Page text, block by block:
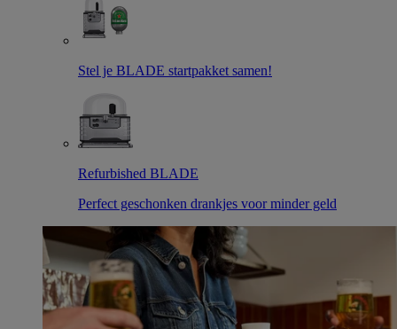
Stel je BLADE startpakket samen!
Refurbished BLADE
Perfect geschonken drankjes voor minder geld